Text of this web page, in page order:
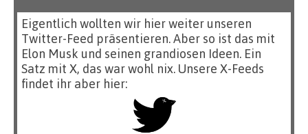
Eigentlich wollten wir hier weiter unseren
Twitter-Feed präsentieren. Aber so ist das mit
Elon Musk und seinen grandiosen Ideen. Ein
Satz mit X, das war wohl nix. Unsere X-Feeds
findet ihr aber hier: